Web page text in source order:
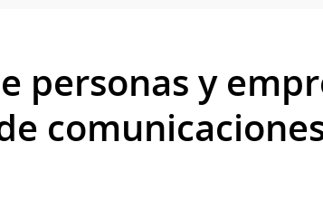
personas y